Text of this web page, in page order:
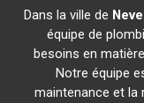
Dans la ville de
équipe de
besoins en
Notre équipe
maintenance et la